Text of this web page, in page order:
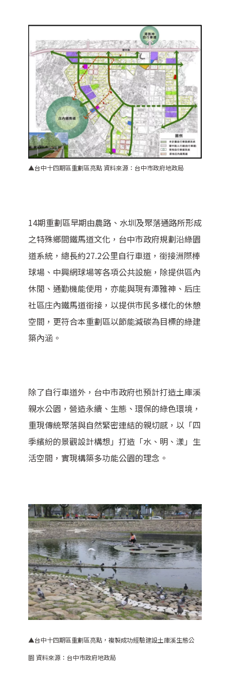
▲台中十四期區重劃區亮點資料來源：台中市政府地政局
14期重劃區早期由農路、水圳及聚落通路所形成
之特殊鄉間鐵馬道文化，台中市政府規劃沿綠園
道系統，總長約27.2公里自行車道，銜接洲際棒
球場、中興網球場等各項公共設施，除提供區內
休閒、通勤機能使用，亦能與現有潭雅神、后庄
社區庄內鐵馬道銜接，以提供市民多樣化的休憩
空間，更符合本重劃區以節能減碳為目標的綠建
築內涵。
除了自行車道外，台中市政府也預計打造土庫溪
親水公園，營造永續、生態、環保的綠色環境，
重現傳統聚落與自然緊密連結的親切感，以「四
季繽紛的景觀設計構想」打造「水、明、漾」生
活空間，實現構築多功能公園的理念。
▲台中十四期區重劃區亮點，複製成功經驗建設土庫溪生態公
園 資料來源：台中市政府地政局